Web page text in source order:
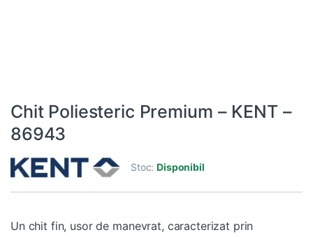
Chit Poliesteric Premium – KENT –
86943
Stoc:Disponibil
Un chit fin, usor de manevrat, caracterizat prin